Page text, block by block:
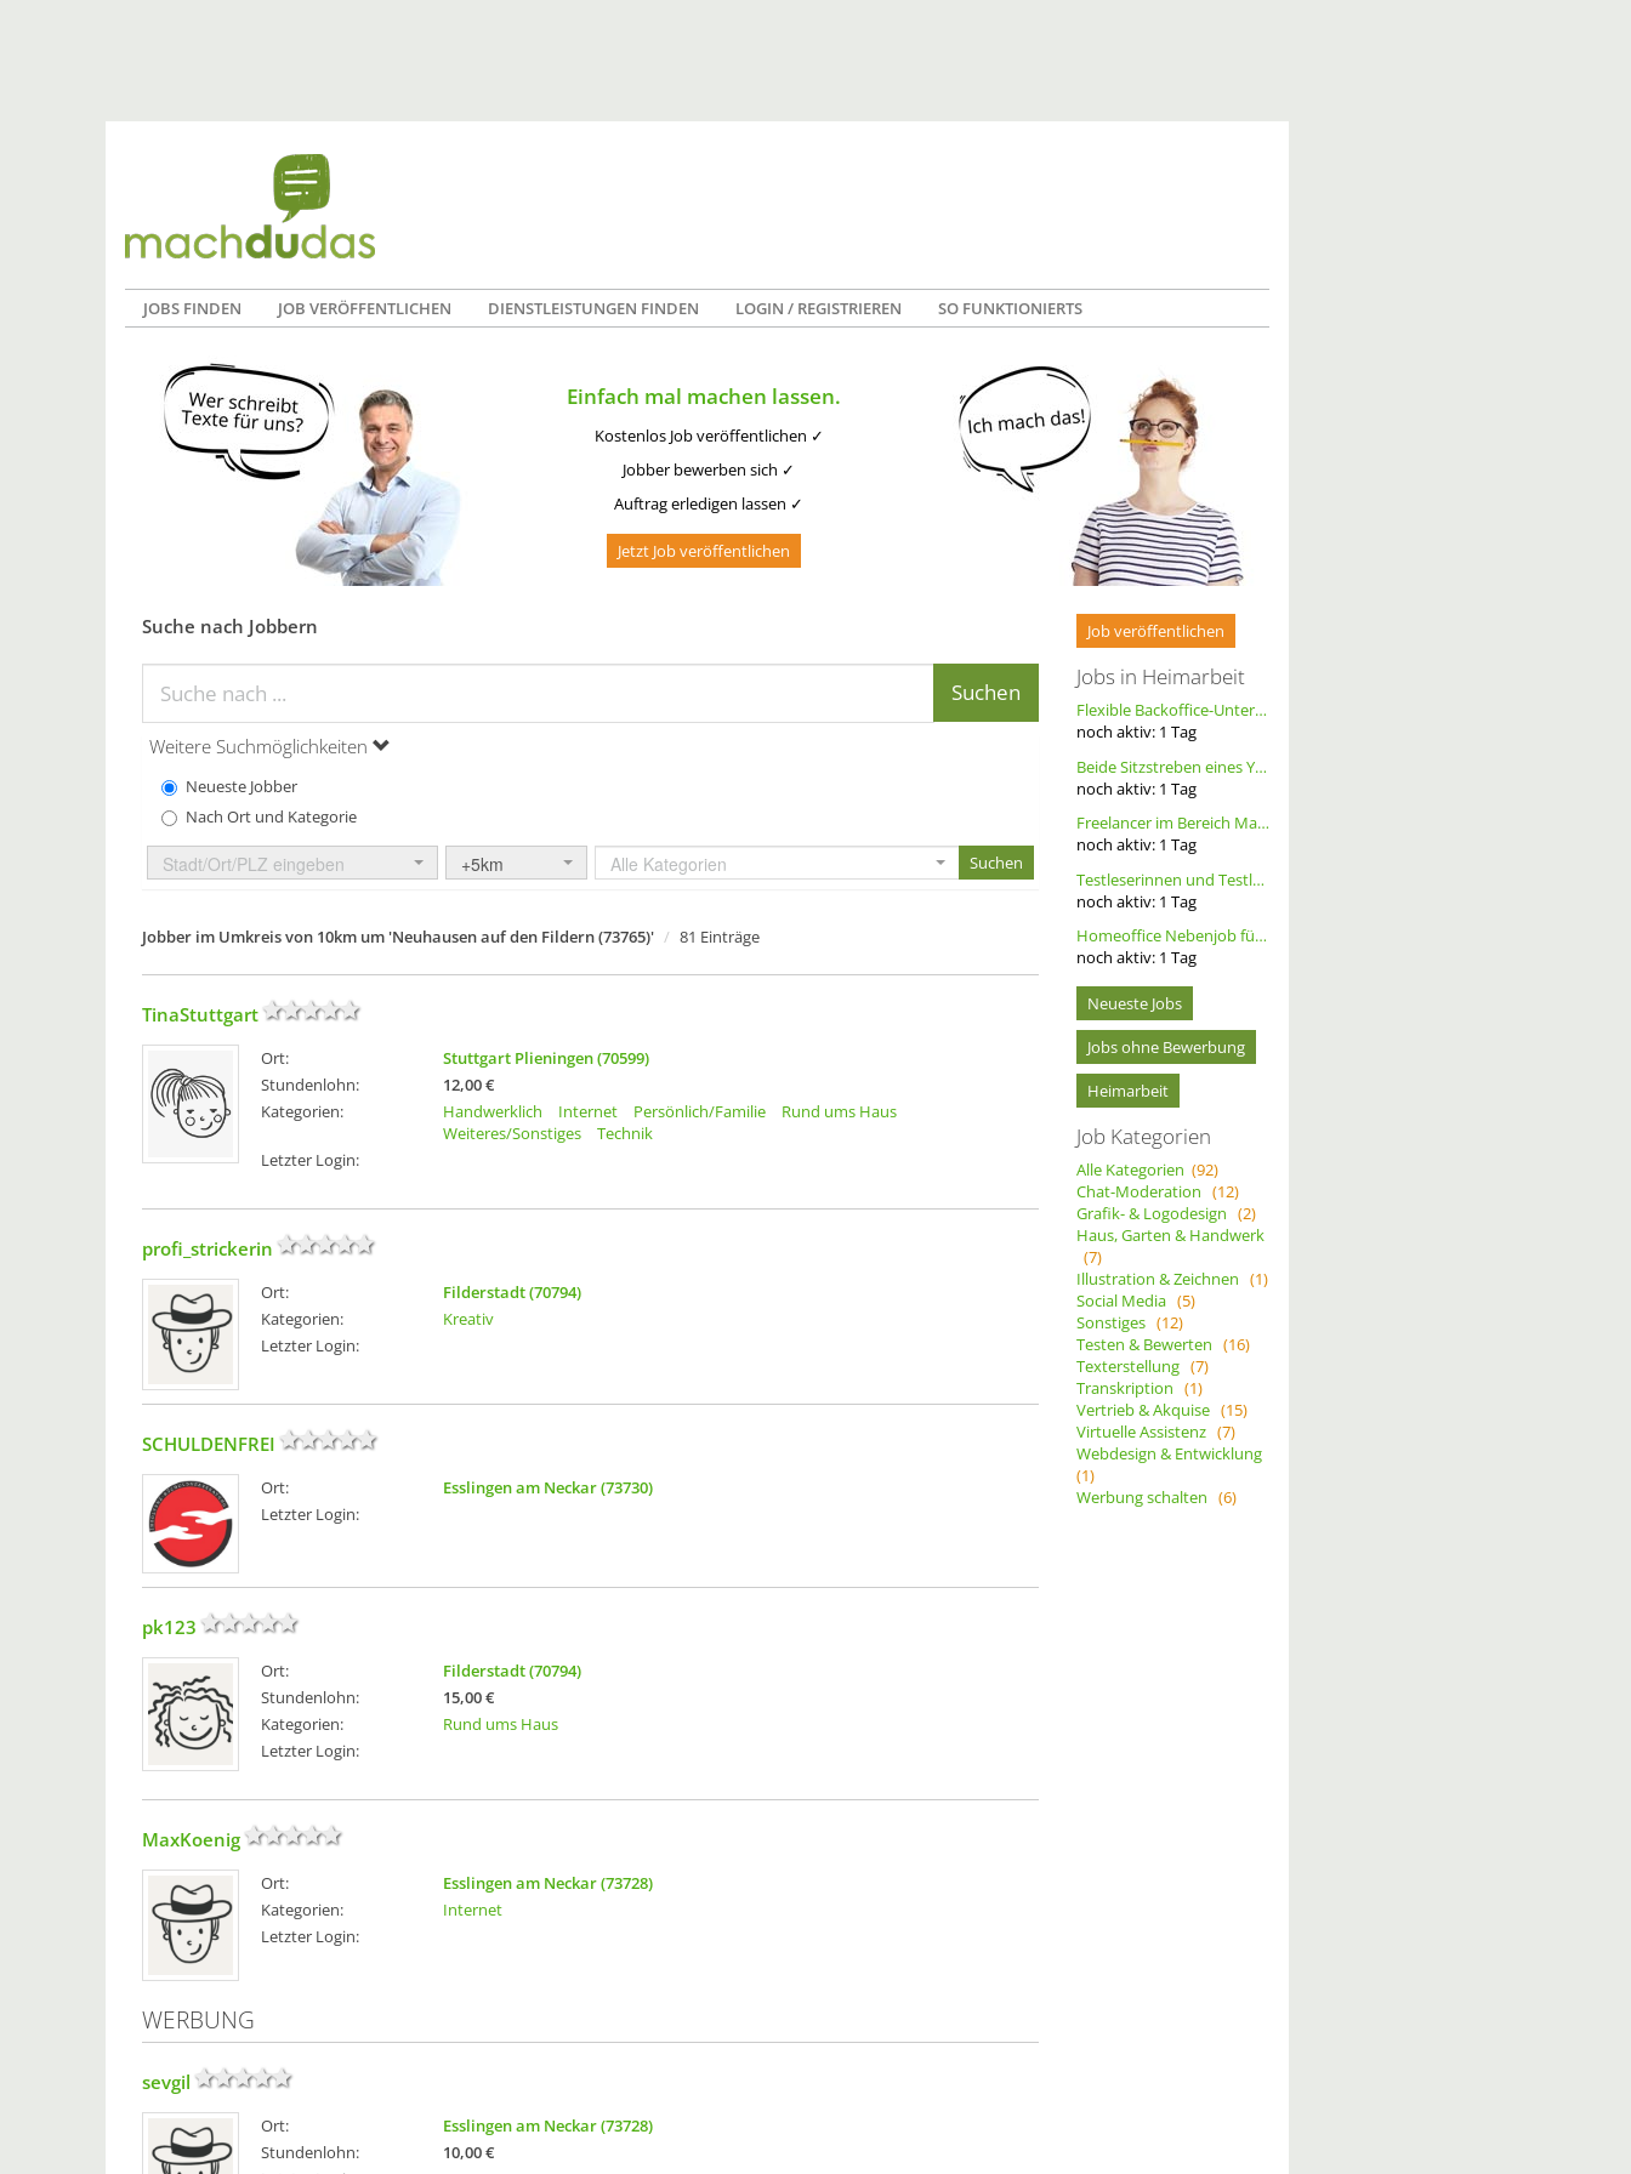
JOBS FINDEN JOB VERÖFFENTLICHEN DIENSTLEISTUNGEN FINDEN LOGIN / REGISTRIEREN SO FUNKTIONIERTS
Einfach mal machen lassen.
Kostenlos Job veröffentlichen ✓
Jobber bewerben sich ✓
Auftrag erledigen lassen ✓
Jetzt Job veröffentlichen
Suche nach Jobbern
Weitere Suchmöglichkeiten
Neueste Jobber
Nach Ort und Kategorie
Stadt/Ort/PLZ eingeben +5km Alle Kategorien
Jobber im Umkreis von 10km um 'Neuhausen auf den Fildern (73765)' 81 Einträge
TinaStuttgart
Ort:
Stuttgart Plieningen (70599)
Stundenlohn:
12,00 €
Kategorien:
Handwerklich Internet Persönlich/Familie
Rund ums Haus
Weiteres/Sonstiges
Technik
Letzter Login:
profi_strickerin
Ort:
Filderstadt (70794)
Kategorien:
Kreativ
Letzter Login:
SCHULDENFREI
Ort:
Esslingen am Neckar (73730)
Letzter Login:
pk123
Ort:
Filderstadt (70794)
Stundenlohn:
15,00 €
Kategorien:
Rund ums Haus
Letzter Login:
MaxKoenig
Ort:
Esslingen am Neckar (73728)
Kategorien:
Internet
Letzter Login:
WERBUNG
sevgil
Ort:
Esslingen am Neckar (73728)
Stundenlohn:
10,00 €
Job veröffentlichen
Jobs in Heimarbeit
Flexible Backoffice-Unterstützung im Homeoffice (m/w/d)
noch aktiv: 1 Tag
Beide Sitzstreben eines YT Capra cf pro race ersetzen, Größe S, Carbon, Schwarz
noch aktiv: 1 Tag
Freelancer im Bereich Marketing
noch aktiv: 1 Tag
Testleserinnen und Testleser für neues Buch gesucht
noch aktiv: 1 Tag
Homeoffice Nebenjob für Datenerfassung & Terminmanagement – 100 % Remote als Freelancer m/w/d
noch aktiv: 1 Tag
Neueste Jobs
Jobs ohne Bewerbung
Heimarbeit
Job Kategorien
Alle Kategorien (92)
Chat-Moderation (12)
Grafik- & Logodesign (2)
Haus, Garten & Handwerk
(7)
Illustration & Zeichnen (1)
Social Media (5)
Sonstiges (12)
Testen & Bewerten (16)
Texterstellung (7)
Transkription (1)
Vertrieb & Akquise (15)
Virtuelle Assistenz (7)
Webdesign & Entwicklung
(1)
Werbung schalten (6)